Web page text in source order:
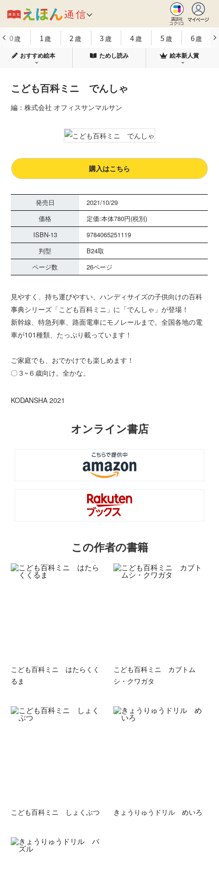
講談社
コクリコ
マイページ
0歳 1歳 2 歳 3歳 4歳 5歳 6歳
おすすめ絵本 ためし読み 絵本新人賞
こども百科ミニ でんしゃ
編：株式会社 オフィスサンマルサン
購入はこちら
発売日
2021/10/29
価格
定価:本体780円(税別)
ISBN-13
9784065251119
判型
B24取
ページ数
26ページ
見やすく、持ち運びやすい、ハンディサイズの子供向けの百科
事典シリーズ「こども百科ミニ」に「でんしゃ」が登場！
新幹線、特急列車、路面電車にモノレールまで。全国各地の電
車が101種類、たっぷり載っています！
ご家庭でも、おでかけでも楽しめます！
〇３~６歳向け。全かな。
KODANSHA 2021
オンライン書店
この作者の書籍
こども百科ミニ はたらくく
るま
こども百科ミニ カブトム
シ・クワガタ
こども百科ミニ しょくぶつ きょうりゅうドリル めいろ